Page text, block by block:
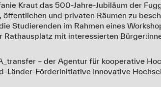
Kraut das 500-Jahre-Jubiläum der
und privaten Räumen zu
Studierenden im Rahmen eines
mit interessierten
– der Agentur für kooperative
Länder-Förderinitiative Innovative